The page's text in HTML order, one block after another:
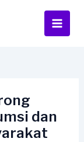
Main
dan